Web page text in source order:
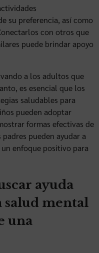
su preferencia, así como
con otros que
puede brindar apoyo
a los adultos que
es esencial que los
saludables para
pueden adoptar
formas efectivas de
pueden ayudar a
enfoque positivo para
ayuda
salud mental
una